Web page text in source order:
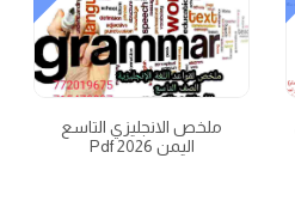
ملخص الانجليزي التاسع
اليمن 2026 Pdf